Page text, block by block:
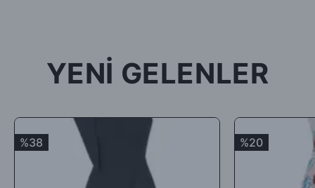
uygunluğunun kontrolünden sonra, 7 ile 10 iş günü arasında
ürün bedelinizden iade kargo ücretinizin kesintisi yapılarak geri
Satın aldığınız ürünler için Hediye Çeki, Değişim ya da ücret
iadesi talep edebilirsiniz.
YENİ GELENLER
%38 %20